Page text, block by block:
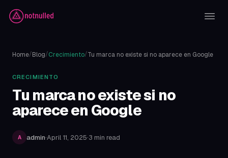
Home/Blog/Crecimiento/Tu marca no existe si no aparece en Google
CRECIMIENTO
Tu marca no existe si no
aparece en Google
A admin·April 11, 2025·3 min read